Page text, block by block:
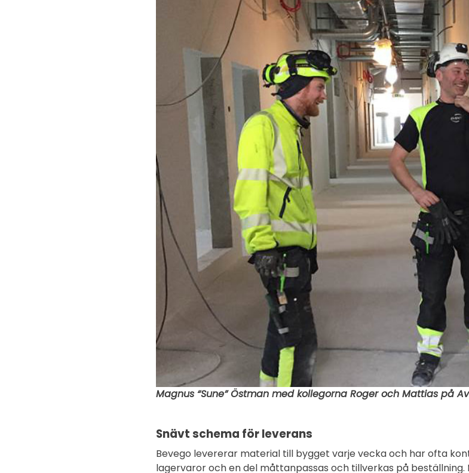
Magnus “Sune” Östman med kollegorna Roger och Mattias på
Snävt schema för leverans
Bevego levererar material till bygget varje vecka och har ofta
lagervaror och en del måttanpassas och tillverkas på